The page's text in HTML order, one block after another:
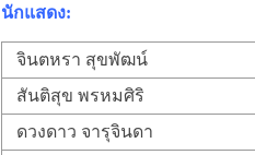
นักแสดง:
จินตหรา สุขพัฒน์
สันติสุข พรหมศิริ
ดวงดาว จารุจินดา